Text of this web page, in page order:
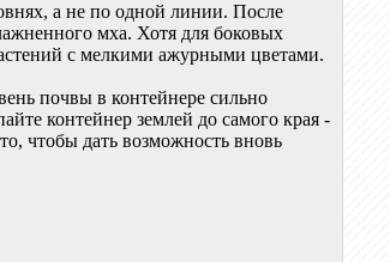
а не по одной линии. После
мха. Хотя для боковых
с мелкими ажурными цветами.
почвы в контейнере сильно
контейнер землей до самого края -
чтобы дать возможность вновь